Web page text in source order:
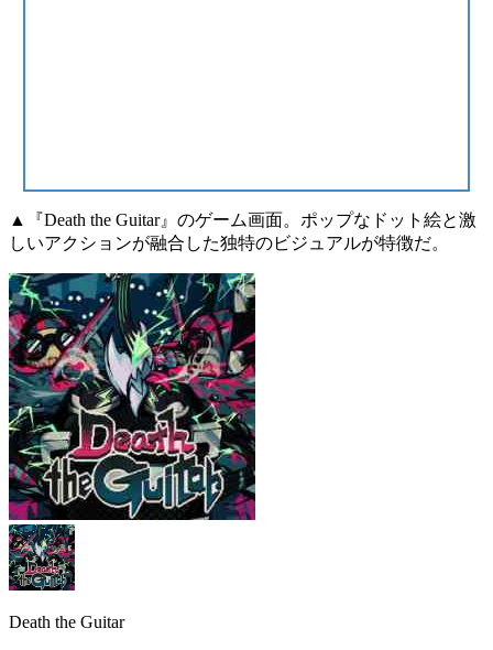
▲『Death the Guitar』のゲーム画面。ポップなドット絵と激
しいアクションが融合した独特のビジュアルが特徴だ。
Death the Guitar